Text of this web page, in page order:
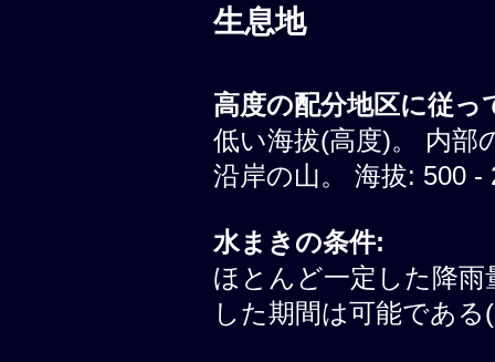
生息地
高度の配分地区に従っ
低い海拔(高度)。 内部
沿岸の山。 海拔: 500 -
水まきの条件:
ほとんど一定した降
した期間は可能であ